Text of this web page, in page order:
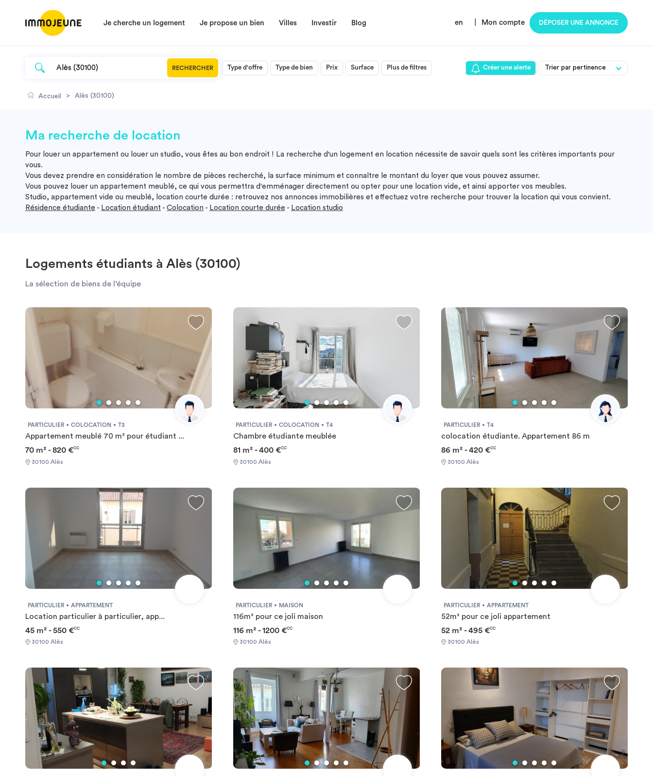
Je cherche un logement Je propose un bien Villes Investir Blog en Mon compte DÉPOSER UNE ANNONCE
RECHERCHER Type d'offre Type de bien Prix Surface Plus de filtres Créer une alerte
Accueil > Alès (30100)
Ma recherche de location
Pour louer un appartement ou louer un studio, vous êtes au bon endroit ! La recherche d'un logement en location nécessite de savoir quels sont les critères importants pour
vous.
Vous devez prendre en considération le nombre de pièces recherché, la surface minimum et connaître le montant du loyer que vous pouvez assumer.
Vous pouvez louer un appartement meublé, ce qui vous permettra d'emménager directement ou opter pour une location vide, et ainsi apporter vos meubles.
Studio, appartement vide ou meublé, location courte durée : retrouvez nos annonces immobilières et effectuez votre recherche pour trouver la location qui vous convient.
Résidence étudiante - Location étudiant - Colocation - Location courte durée - Location studio
Logements étudiants à Alès (30100)
La sélection de biens de l’équipe
PARTICULIER COLOCATION T3
Appartement meublé 70 m² pour étudiant ...
70 m² - 820 €CC
30100 Alès
PARTICULIER COLOCATION T4
Chambre étudiante meublée
81 m² - 400 €CC
30100 Alès
PARTICULIER T4
colocation étudiante. Appartement 86 m
86 m² - 420 €CC
30100 Alès
PARTICULIER APPARTEMENT
Location particulier à particulier, app...
45 m² - 550 €CC
30100 Alès
PARTICULIER MAISON
116m² pour ce joli maison
116 m² - 1200 €CC
30100 Alès
PARTICULIER APPARTEMENT
52m² pour ce joli appartement
52 m² - 495 €CC
30100 Alès